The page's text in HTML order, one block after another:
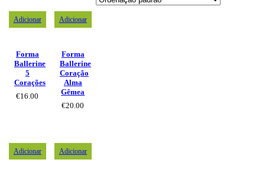
Adicionar
Forma
Ballerine
5
Corações
€16.00
Adicionar
Forma
Ballerine
Coração
Alma
Gêmea
€20.00
Adicionar Adicionar